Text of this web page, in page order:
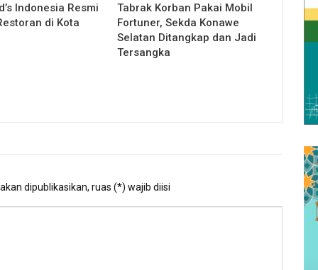
Indonesia Resmi
di Kota
Tabrak Korban Pakai Mobil
Fortuner, Sekda Konawe
Selatan Ditangkap dan Jadi
Tersangka
dipublikasikan, ruas (*) wajib diisi